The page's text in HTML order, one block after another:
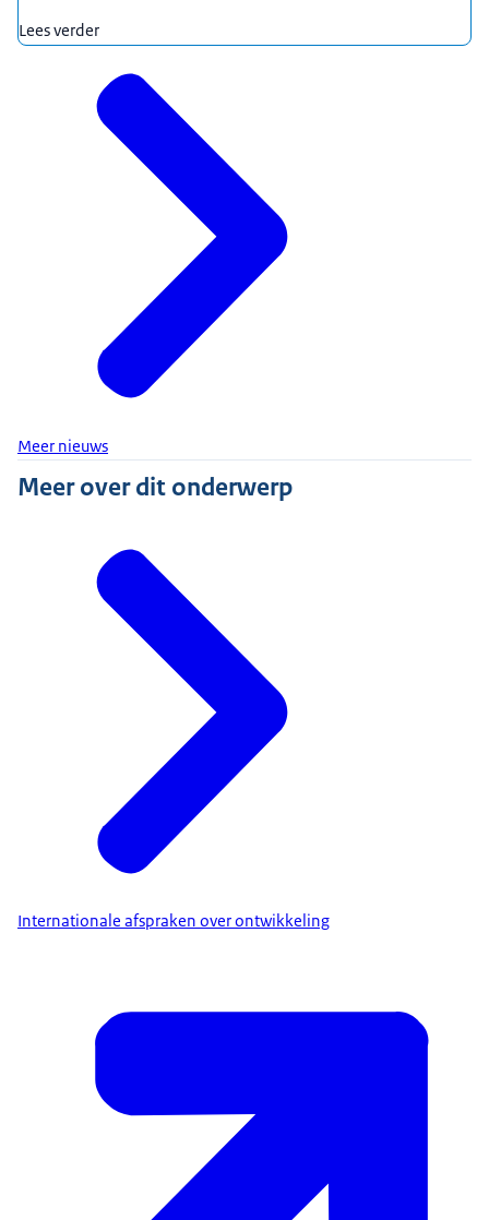
Lees verder
Meer nieuws
Meer over dit onderwerp
Internationale afspraken over ontwikkeling